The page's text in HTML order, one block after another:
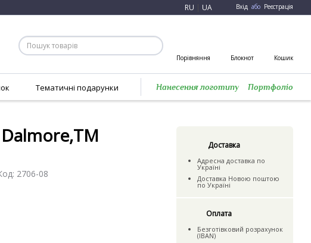
RU UA Вхід або Реєстрація
Порівняння Блокнот Кошик
Тематичні подарунки Нанесення логотипу Портфоліо
2706-08
Доставка
Адресна доставка по
Україні
Доставка Новою поштою
по Україні
Оплата
Безготівковий розрахунок
(IBAN)